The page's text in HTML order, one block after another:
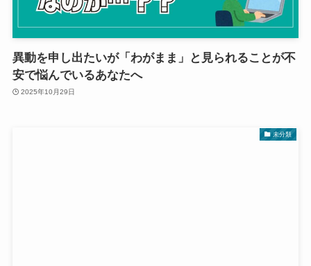
異動を申し出たいが「わがまま」と見られることが不
安で悩んでいるあなたへ
2025年10月29日
未分類